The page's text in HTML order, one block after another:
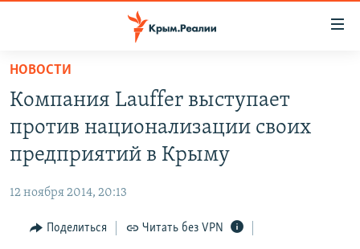
Вернуться
основному
содержанию
Вернутся
главной
навигации
Вернутся
11 ЛЕТ ОККУПАЦИИ КРЫМА. 11 ИСТОРИЙ СОПРОТИВЛЕНИЯ
ВОДА
ЕЩЕ
ИНТЕРАКТИВ
РАДІО СВОБОДА
НОВОСТИ
Компания Lauffer выступает
против национализации своих
предприятий в Крыму
12 ноября 2014, 20:13
Поделиться Читать без VPN